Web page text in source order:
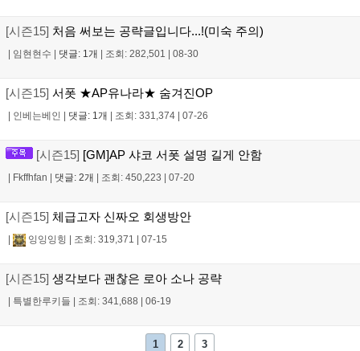
[시즌15] 처음 써보는 공략글입니다...!(미숙 주의)
임현현수 댓글: 1개 조회: 282,501 08-30
[시즌15] 서폿 ★AP유나라★ 숨겨진OP
인베는베인 댓글: 1개 조회: 331,374 07-26
[시즌15] [GM]AP 샤코 서폿 설명 길게 안함
Fkffhfan 댓글: 2개 조회: 450,223 07-20
[시즌15] 체급고자 신짜오 회생방안
잉잉잉힝 조회: 319,371 07-15
[시즌15] 생각보다 괜찮은 로아 소나 공략
특별한루키들 조회: 341,688 06-19
1 2 3